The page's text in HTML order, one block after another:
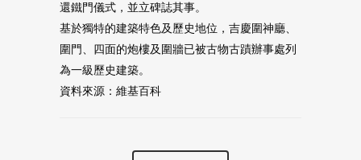
還鐵門儀式，並立碑誌其事。
基於獨特的建築特色及歷史地位，吉慶圍神廳、
圍門、四面的炮樓及圍牆已被古物古蹟辦事處列
為一級歷史建築。
資料來源：維基百科